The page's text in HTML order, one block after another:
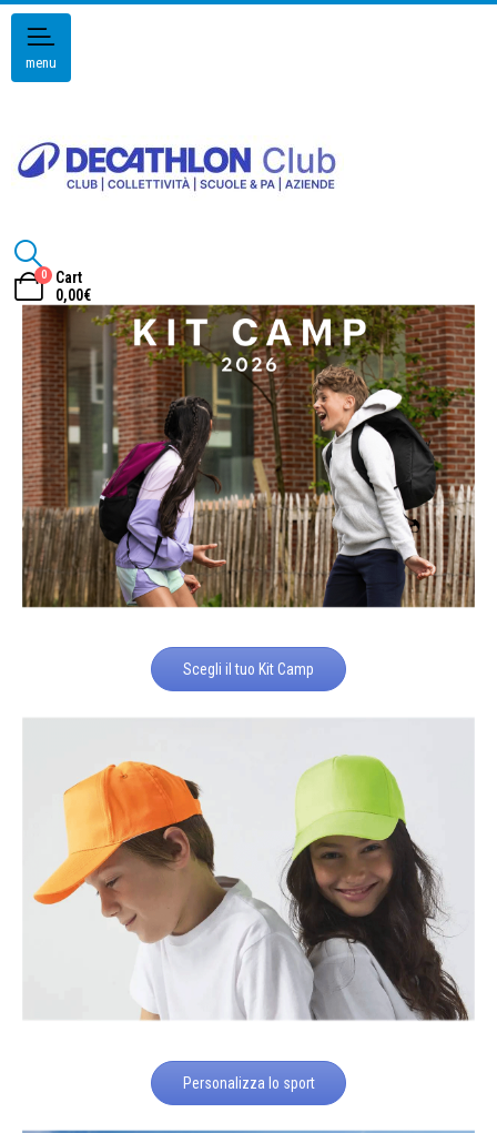
menu
0
Cart
0,00€
Scegli il tuo Kit Camp
Personalizza lo sport